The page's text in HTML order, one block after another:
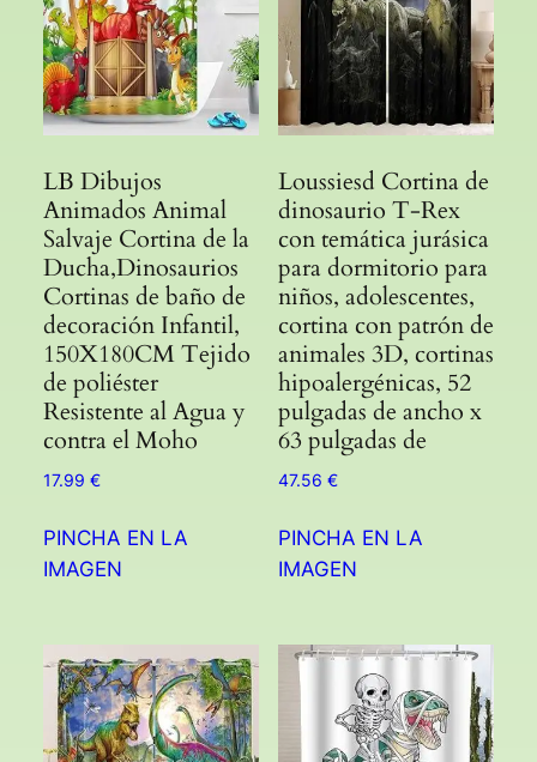
LB Dibujos
Animados Animal
Salvaje Cortina de la
Ducha,Dinosaurios
Cortinas de baño de
decoración Infantil,
150X180CM Tejido
de poliéster
Resistente al Agua y
contra el Moho
17.99 €
PINCHA EN LA
IMAGEN
Loussiesd Cortina de
dinosaurio T-Rex
con temática jurásica
para dormitorio para
niños, adolescentes,
cortina con patrón de
animales 3D, cortinas
hipoalergénicas, 52
pulgadas de ancho x
63 pulgadas de
47.56 €
PINCHA EN LA
IMAGEN